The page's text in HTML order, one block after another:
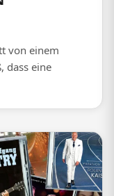
von einem
dass eine